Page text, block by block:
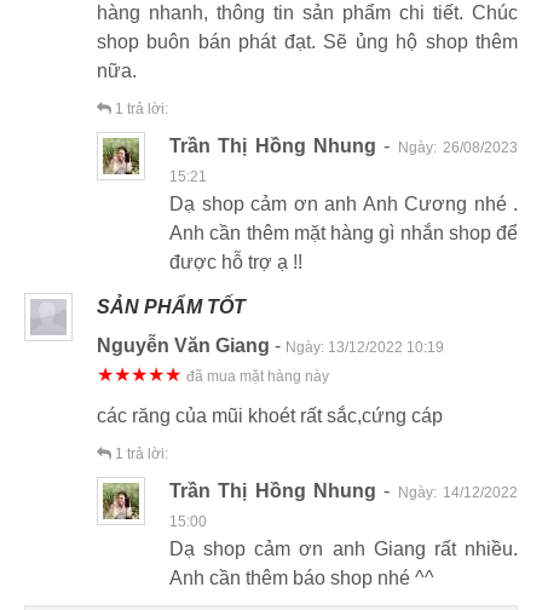
hàng nhanh, thông tin sản phẩm chi tiết. Chúc
shop buôn bán phát đạt. Sẽ ủng hộ shop thêm
nữa.
1 trả lời:
Trần Thị Hồng Nhung - Ngày: 26/08/2023
15:21
Dạ shop cảm ơn anh Anh Cương nhé .
Anh cần thêm mặt hàng gì nhắn shop để
được hỗ trợ ạ !!
SẢN PHẨM TỐT
Nguyễn Văn Giang - Ngày: 13/12/2022 10:19
★★★★★ đã mua mặt hàng này
các răng của mũi khoét rất sắc,cứng cáp
1 trả lời:
Trần Thị Hồng Nhung - Ngày: 14/12/2022
15:00
Dạ shop cảm ơn anh Giang rất nhiều.
Anh cần thêm báo shop nhé ^^